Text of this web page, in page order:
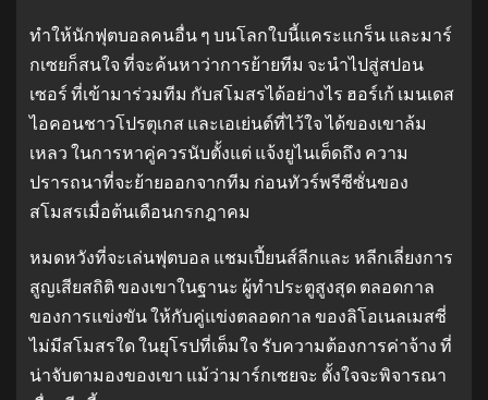
ทําให้นักฟุตบอลคนอื่น ๆ บนโลกใบนี้แคระแกร็น และมาร์
กเซยก็สนใจ ที่จะค้นหาว่าการย้ายทีม จะนําไปสู่สปอน
เซอร์ ที่เข้ามาร่วมทีม กับสโมสรได้อย่างไร ฮอร์เก้ เมนเดส
ไอคอนชาวโปรตุเกส และเอเย่นต์ที่ไว้ใจ ได้ของเขาล้ม
เหลว ในการหาคู่ควรนับตั้งแต่ แจ้งยูไนเต็ดถึง ความ
ปรารถนาที่จะย้ายออกจากทีม ก่อนทัวร์พรีซีซั่นของ
สโมสรเมื่อต้นเดือนกรกฎาคม
หมดหวังที่จะเล่นฟุตบอล แชมเปี้ยนส์ลีกและ หลีกเลี่ยงการ
สูญเสียสถิติ ของเขาในฐานะ ผู้ทําประตูสูงสุด ตลอดกาล
ของการแข่งขัน ให้กับคู่แข่งตลอดกาล ของลิโอเนลเมสซี่
ไม่มีสโมสรใด ในยุโรปที่เต็มใจ รับความต้องการค่าจ้าง ที่
น่าจับตามองของเขา แม้ว่ามาร์กเซยจะ ตั้งใจจะพิจารณา